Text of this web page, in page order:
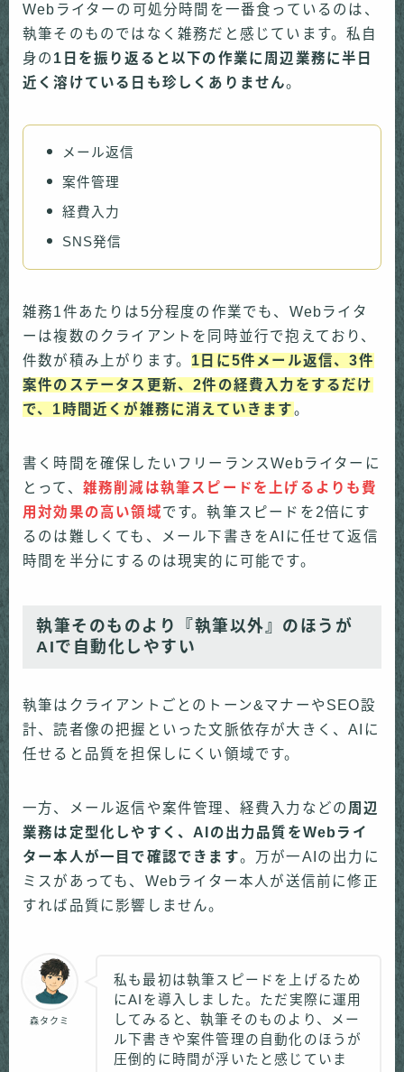
Webライターの可処分時間を一番食っているのは、
執筆そのものではなく雑務だと感じています。私自
身の 1日を振り返ると以下の作業に周辺業務に半日
近く溶けている日も珍しくありません。
メール返信
案件管理
経費入力
SNS発信
雑務1件あたりは5分程度の作業でも、Webライタ
ーは複数のクライアントを同時並行で抱えており、
件数が積み上がります。 1日に5件メール返信、3件
案件のステータス更新、2件の経費入力をするだけ
で、1時間近くが雑務に消えていきます。
書く時間を確保したいフリーランスWebライターに
とって、 雑務削減は執筆スピードを上げるよりも費
用対効果の高い領域です。執筆スピードを2倍にす
るのは難しくても、メール下書きをAIに任せて返信
時間を半分にするのは現実的に可能です。
執筆そのものより『執筆以外』のほうが
AIで自動化しやすい
執筆はクライアントごとのトーン&マナーやSEO設
計、読者像の把握といった文脈依存が大きく、AIに
任せると品質を担保しにくい領域です。
一方、メール返信や案件管理、経費入力などの 周辺
業務は定型化しやすく、AIの出力品質をWebライ
ター本人が一目で確認できます。万が一AIの出力に
ミスがあっても、Webライター本人が送信前に修正
すれば品質に影響しません。
森タクミ
私も最初は執筆スピードを上げるため
にAIを導入しました。ただ実際に運用
してみると、執筆そのものより、メー
ル下書きや案件管理の自動化のほうが
圧倒的に時間が浮いたと感じていま